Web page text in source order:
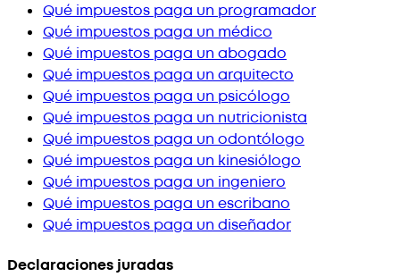
Qué impuestos paga un programador
Qué impuestos paga un médico
Qué impuestos paga un abogado
Qué impuestos paga un arquitecto
Qué impuestos paga un psicólogo
Qué impuestos paga un nutricionista
Qué impuestos paga un odontólogo
Qué impuestos paga un kinesiólogo
Qué impuestos paga un ingeniero
Qué impuestos paga un escribano
Qué impuestos paga un diseñador
Declaraciones juradas